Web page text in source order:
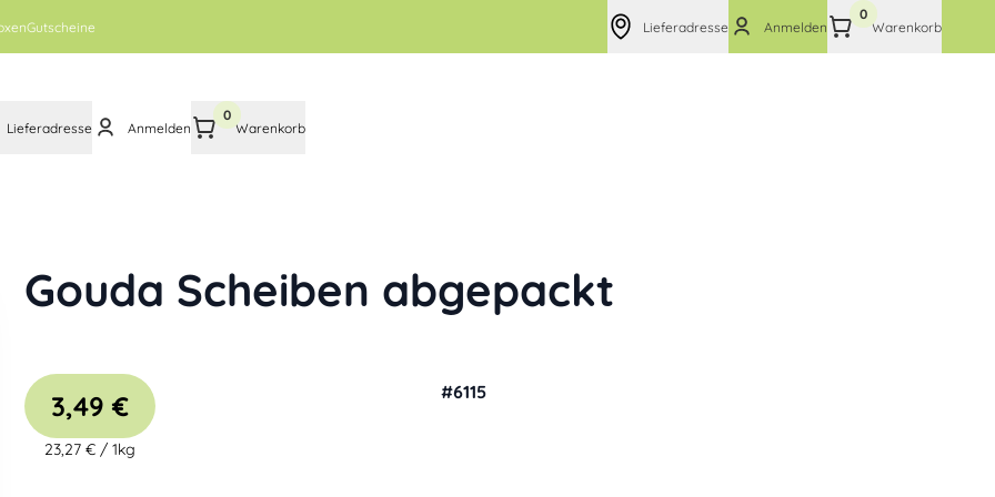
Gutscheine Lieferadresse Anmelden
0
Warenkorb
Lieferadresse Anmelden
0
Warenkorb
Gouda Scheiben abgepackt
#6115
3,49 €
23,27 € /1kg